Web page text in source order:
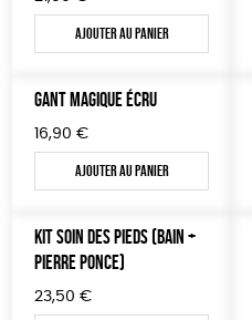
Ajouter au panier
GANT MAGIQUE ÉCRU
16,90 €
Ajouter au panier
KIT SOIN DES PIEDS (BAIN +
PIERRE PONCE)
23,50 €